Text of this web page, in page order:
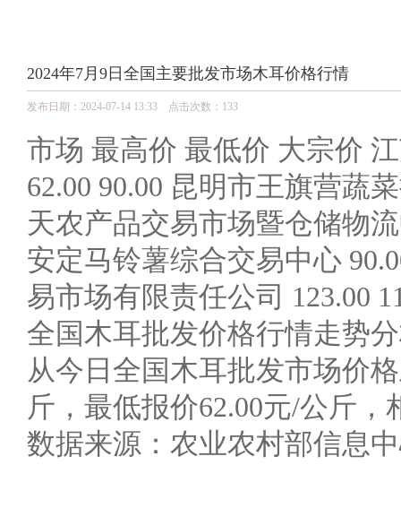
2024年7月9日全国主要批发市场木耳价格行情
发布日期：2024-07-14 13:33 点击次数：133
市场 最高价 最低价 大宗价
62.00 90.00 昆明市王旗营蔬
天农产品交易市场暨仓储物
安定马铃薯综合交易中心
易市场有限责任公司 123.00
全国木耳批发价格行情走势
从今日全国木耳批发市场价
斤，最低报价62.00元/公斤，
数据来源：农业农村部信息